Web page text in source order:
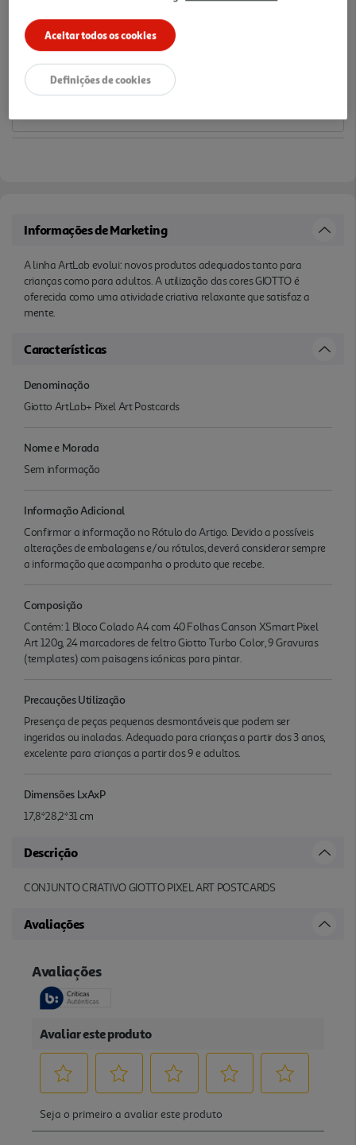
21,89 €
Notas de preparação
Informações de Marketing
A linha ArtLab evolui: novos produtos adequados tanto para
crianças como para adultos. A utilização das cores GIOTTO é
oferecida como uma atividade criativa relaxante que satisfaz a
mente.
Características
Denominação
Giotto ArtLab+ Pixel Art Postcards
Nome e Morada
Sem informação
Informação Adicional
Confirmar a informação no Rótulo do Artigo. Devido a possíveis
alterações de embalagens e/ou rótulos, deverá considerar sempre
a informação que acompanha o produto que recebe.
Composição
Contém: 1 Bloco Colado A4 com 40 Folhas Canson XSmart Pixel
Art 120g, 24 marcadores de feltro Giotto Turbo Color, 9 Gravuras
(templates) com paisagens icónicas para pintar.
Precauções Utilização
Presença de peças pequenas desmontáveis que podem ser
ingeridas ou inaladas. Adequado para crianças a partir dos 3 anos,
excelente para crianças a partir dos 9 e adultos.
Dimensões LxAxP
17,8*28,2*31 cm
Descrição
CONJUNTO CRIATIVO GIOTTO PIXEL ART POSTCARDS
Avaliações
Aceitar todos os cookies
Definições de cookies